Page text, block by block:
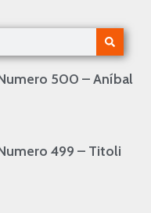
500 – Aníbal
499 – Titoli